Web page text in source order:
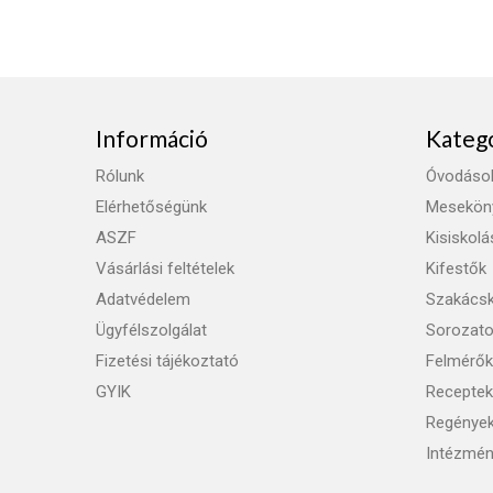
Információ
Rólunk
Elérhetőségünk
ASZF
Vásárlási feltételek
Adatvédelem
Ügyfélszolgálat
Fizetési tájékoztató
GYIK
Kifestők
Felmérők
Receptek